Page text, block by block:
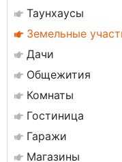
Таунхаусы
Земельные
Дачи
Общежития
Комнаты
Гостиница
Гаражи
Магазины